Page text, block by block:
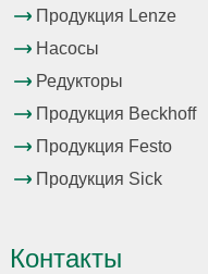
Продукция Lenze
Насосы
Редукторы
Продукция Beckhoff
Продукция Festo
Продукция Sick
Контакты